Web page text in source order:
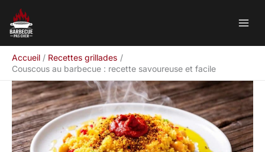
contenu
Accueil
Recettes grillades
Couscous au barbecue : recette savoureuse et facile
Rechercher